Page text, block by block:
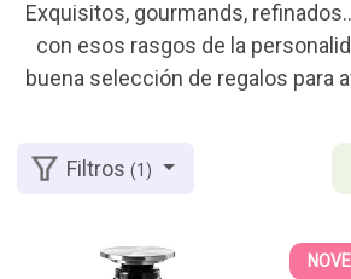
Exquisitos, gourmands,
con esos rasgos de la
buena selección de regalos para
Filtros(1)